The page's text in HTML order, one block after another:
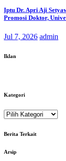
Iptu Dr. Apri Aji
Promosi Doktor,
Jul 7, 2026 admin
Iklan
Kategori
Kategori
Berita Terkait
Arsip